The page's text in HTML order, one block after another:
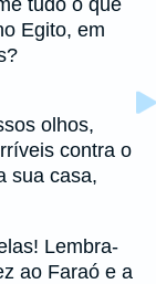
Egito, em
olhos,
contra o
sua casa,
Lembra-
ao Faraó e a